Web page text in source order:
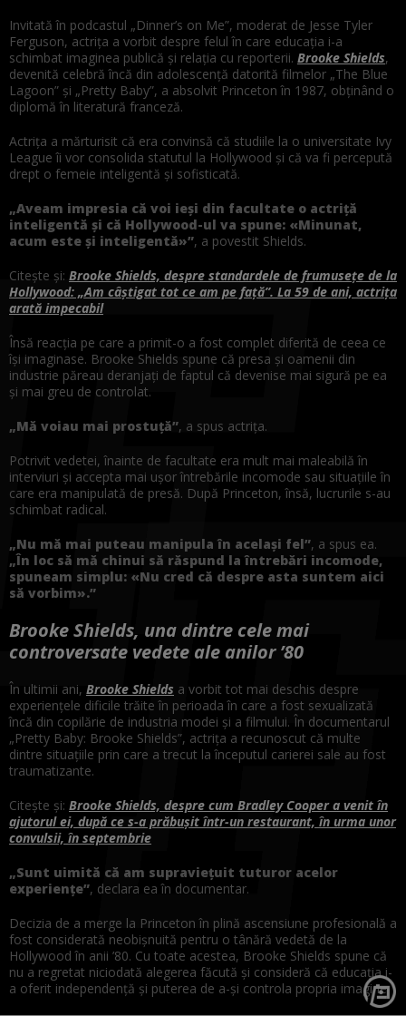
Invitată în podcastul „Dinner’s on Me”, moderat de Jesse Tyler
Ferguson, actrița a vorbit despre felul în care educația i-a
schimbat imaginea publică și relația cu reporterii. Brooke Shields,
devenită celebră încă din adolescență datorită filmelor „The Blue
Lagoon” și „Pretty Baby”, a absolvit Princeton în 1987, obținând o
diplomă în literatură franceză.
Actrița a mărturisit că era convinsă că studiile la o universitate Ivy
League îi vor consolida statutul la Hollywood și că va fi percepută
drept o femeie inteligentă și sofisticată.
„Aveam impresia că voi ieși din facultate o actriță
inteligentă și că Hollywood-ul va spune: «Minunat,
acum este și inteligentă»”, a povestit Shields.
Citește și: Brooke Shields, despre standardele de frumusețe de la
Hollywood: „Am câștigat tot ce am pe față”. La 59 de ani, actrița
arată impecabil
Însă reacția pe care a primit-o a fost complet diferită de ceea ce
își imaginase. Brooke Shields spune că presa și oamenii din
industrie păreau deranjați de faptul că devenise mai sigură pe ea
și mai greu de controlat.
„Mă voiau mai prostuță”, a spus actrița.
Potrivit vedetei, înainte de facultate era mult mai maleabilă în
interviuri și accepta mai ușor întrebările incomode sau situațiile în
care era manipulată de presă. După Princeton, însă, lucrurile s-au
schimbat radical.
„Nu mă mai puteau manipula în același fel”, a spus ea.
„În loc să mă chinui să răspund la întrebări incomode,
spuneam simplu: «Nu cred că despre asta suntem aici
să vorbim».”
Brooke Shields, una dintre cele mai
controversate vedete ale anilor ’80
În ultimii ani, Brooke Shields a vorbit tot mai deschis despre
experiențele dificile trăite în perioada în care a fost sexualizată
încă din copilărie de industria modei și a filmului. În documentarul
„Pretty Baby: Brooke Shields”, actrița a recunoscut că multe
dintre situațiile prin care a trecut la începutul carierei sale au fost
traumatizante.
Citește și: Brooke Shields, despre cum Bradley Cooper a venit în
ajutorul ei, după ce s-a prăbușit într-un restaurant, în urma unor
convulsii, în septembrie
„Sunt uimită că am supraviețuit tuturor acelor
experiențe”, declara ea în documentar.
Decizia de a merge la Princeton în plină ascensiune profesională a
fost considerată neobișnuită pentru o tânără vedetă de la
Hollywood în anii ’80. Cu toate acestea, Brooke Shields spune că
nu a regretat niciodată alegerea făcută și consideră că educația i-
a oferit independență și puterea de a-și controla propria imagine.